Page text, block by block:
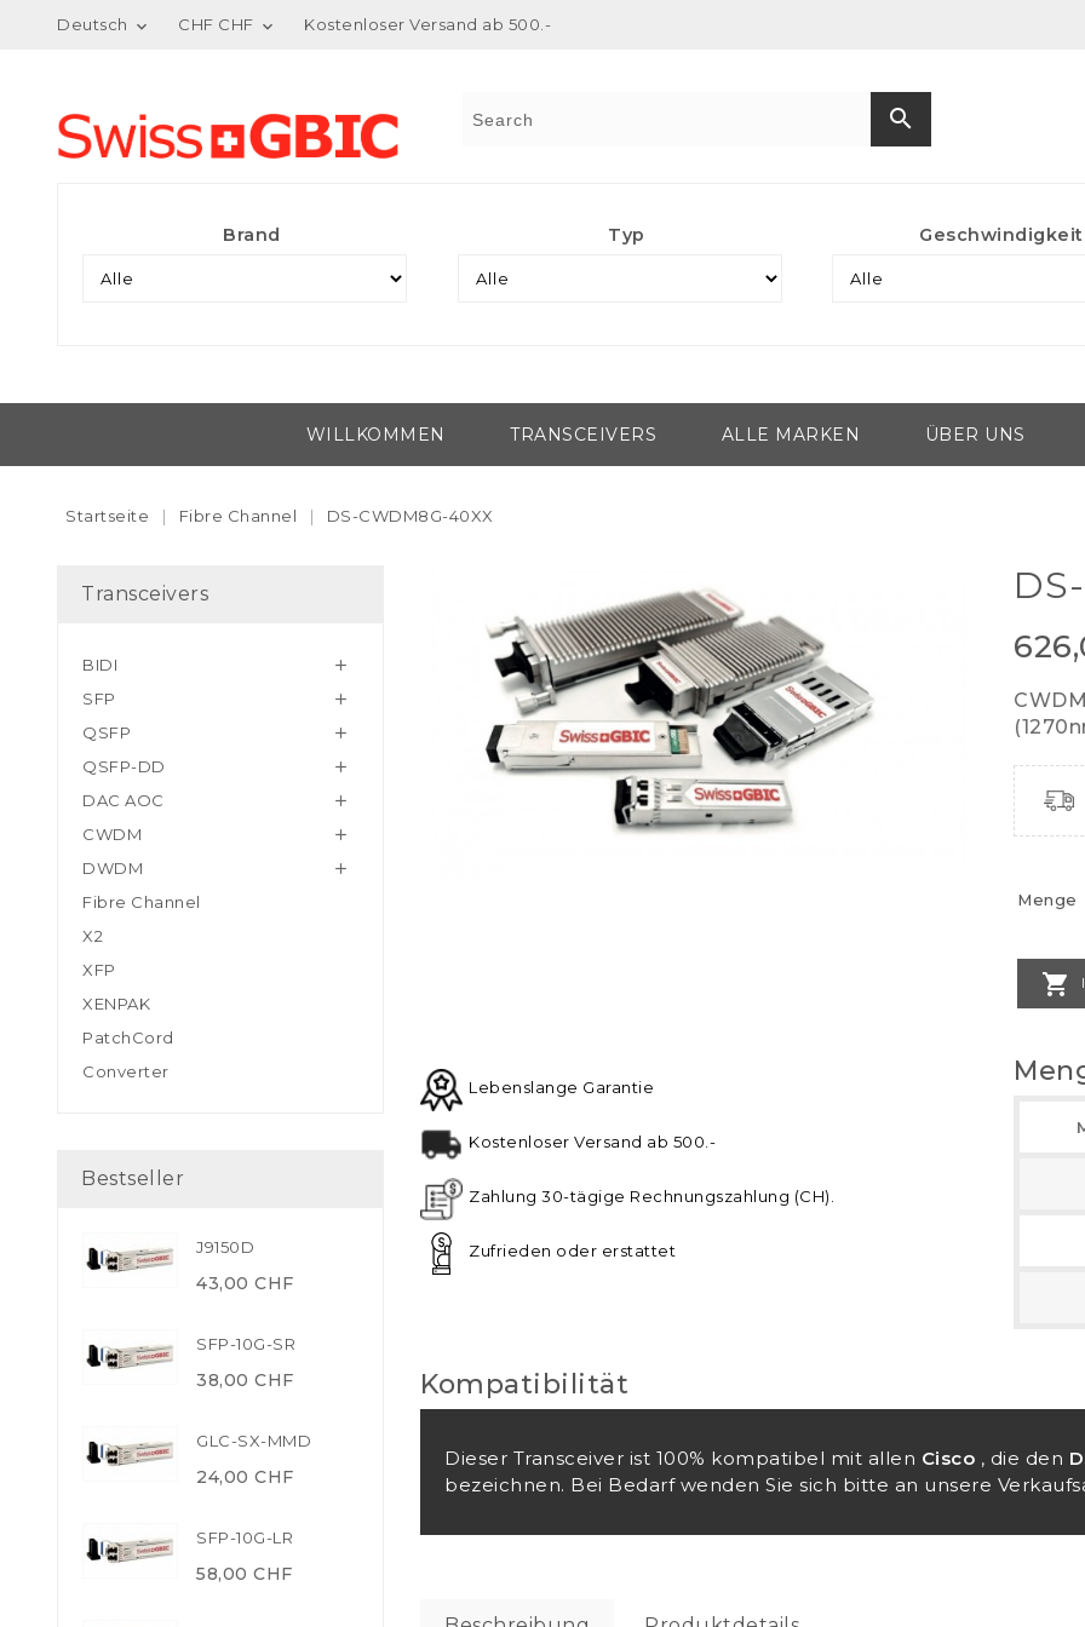
Deutsch  CHF CHF  Kostenloser Versand ab 500.-
search
Brand Typ Geschwindigkeit
WILLKOMMEN TRANSCEIVERS ALLE MARKEN ÜBER UNS
Startseite Fibre Channel DS-CWDM8G-40XX
Transceivers
BIDI 
SFP 
QSFP 
QSFP-DD 
DAC AOC 
CWDM 
DWDM 
Fibre Channel
X2
XFP
XENPAK
PatchCord
Converter
Bestseller
J9150D
43,00 CHF
SFP-10G-SR
38,00 CHF
GLC-SX-MMD
24,00 CHF
SFP-10G-LR
58,00 CHF
Menge

Lebenslange Garantie
Kostenloser Versand ab 500.-
Zahlung 30-tägige Rechnungszahlung (CH).
Zufrieden oder erstattet
Kompatibilität
Dieser Transceiver ist 100% kompatibel mit allen Cisco , die den
bezeichnen. Bei Bedarf wenden Sie sich bitte an unsere